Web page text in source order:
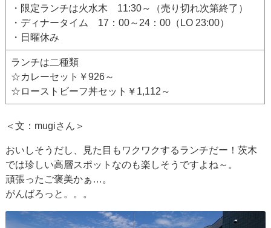
・限定ランチは火水木 11:30～（売り切れ次第終了）
・ディナータイム 17：00～24：00（LO 23:00）
・日曜休み
ランチは二種類
☆カレーセット￥926～
☆ローストビーフ丼セット￥1,112～
＜文：mugiさん＞
おいしそうだし、見た目もワクワクするランチだー！茨木
では珍しい高層スポットなのも楽しそうですよね～。
頑張ったご褒美かぁ…。
がんばろっと。。。